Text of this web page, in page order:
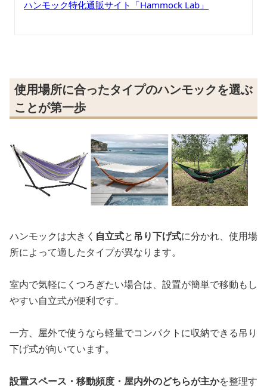
ハンモック特化通販サイト「Hammock Lab」
使用場所に合ったタイプのハンモックを選ぶ
ことが第一歩
ハンモックは大きく 自立式と 吊り下げ式に分かれ、使用場
所によって適したタイプが異なります。
室内で気軽にくつろぎたい場合は、設置が簡単で移動もし
やすい自立式が便利です。
一方、屋外で使うなら軽量でコンパクトに収納できる吊り
下げ式が向いています。
設置スペース・移動頻度・屋内外のどちらが主かを整理す